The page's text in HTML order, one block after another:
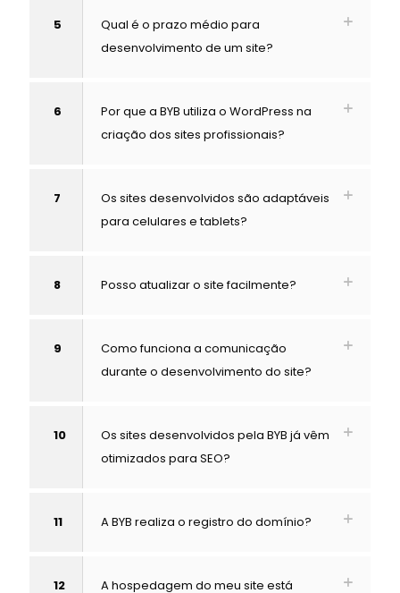
5
Qual é o prazo médio para
desenvolvimento de um site?
6
Por que a BYB utiliza o WordPress na
criação dos sites profissionais?
7
Os sites desenvolvidos são adaptáveis
para celulares e tablets?
8 Posso atualizar o site facilmente?
9
Como funciona a comunicação
durante o desenvolvimento do site?
10
Os sites desenvolvidos pela BYB já vêm
otimizados para SEO?
11 A BYB realiza o registro do domínio?
12 A hospedagem do meu site está